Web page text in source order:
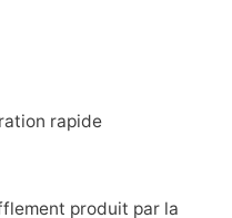
rapide
produit par la